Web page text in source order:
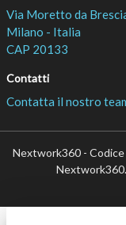
Via Moretto da
Milano - Italia
CAP 20133
Contatti
Contatta il nostro
Nextwork360 -
Nextwork360.